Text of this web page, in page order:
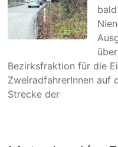
Bezirksfraktion für die
ZweiradfahrerInnen auf
Strecke der